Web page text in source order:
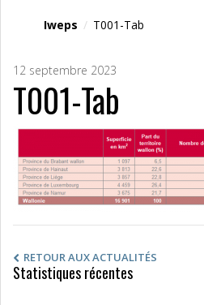
Iweps / T001-Tab
12 septembre 2023
T001-Tab
RETOUR AUX ACTUALITÉS
Statistiques récentes